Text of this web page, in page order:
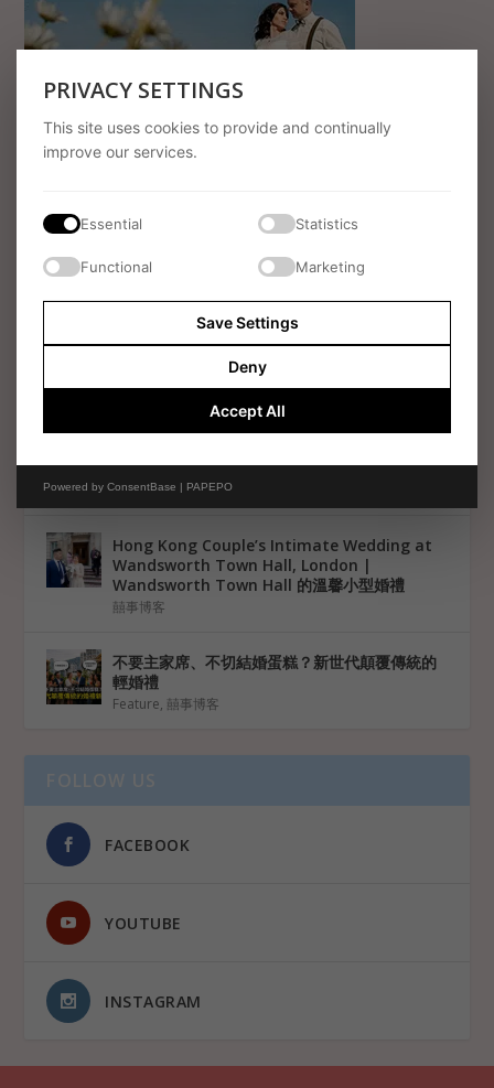
LATEST POSTS
烏夫頓莊園（Ufton Court）春日婚禮 香港新娘
× 英國新郎｜婚禮攝影・婚禮錄影・新娘化妝及
囍事博客
告別尷尬擺拍！紀實風攝影與婚禮限時動態小幫
手如何席捲年輕人的婚禮
Holly & Charlie 英國浪漫婚禮｜Hampshire
（Surrey 專業團隊）
囍事博客
Hong Kong Couple’s Intimate Wedding at
Wandsworth Town Hall, London |
Wandsworth Town Hall 的溫馨小型婚禮
囍事博客
不要主家席、不切結婚蛋糕？新世代顛覆傳統的
輕婚禮
Feature, 囍事博客
FACEBOOK
YOUTUBE
INSTAGRAM
PRIVACY SETTINGS
This site uses cookies to provide and continually
improve our services.
Essential Statistics
Functional Marketing
Save Settings
Deny
Accept All
Powered by ConsentBase | PAPEPO